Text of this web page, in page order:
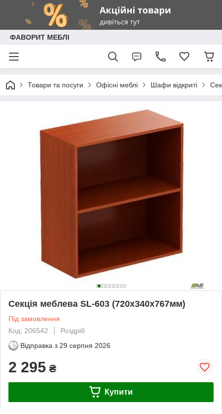
ФАВОРИТ МЕБЛІ
Товари та посуги Офісні меблі Шафи відкриті
Секція меблева SL-603 (720х340х767мм)
Під замовлення
Код: 206542
Роздріб
Відправка з 29 серпня 2026
2 295 ₴
Купити